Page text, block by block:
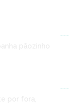
---
pãozinho
---
por fora,